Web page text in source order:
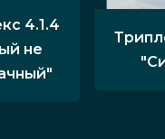
4.1.4
не